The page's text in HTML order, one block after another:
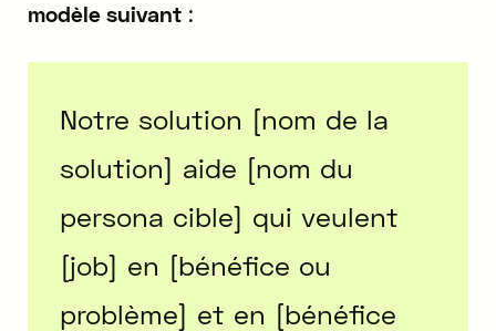
modèle suivant:
Notre solution [nom de la
solution] aide [nom du
persona cible] qui veulent
[job] en [bénéfice ou
problème] et en [bénéfice